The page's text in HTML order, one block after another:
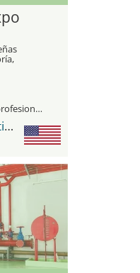
únicamente para visitantes profesionales
Jacob K. Javits Convention Center